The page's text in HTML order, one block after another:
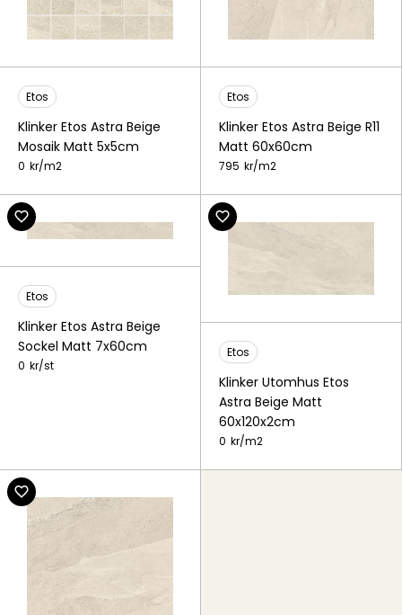
Etos
Klinker Etos Astra Beige
Mosaik Matt 5x5cm
0 kr/m2
Etos
Klinker Etos Astra Beige R11
Matt 60x60cm
795 kr/m2
Etos
Klinker Etos Astra Beige
Sockel Matt 7x60cm
0 kr/st
Etos
Klinker Utomhus Etos
Astra Beige Matt
60x120x2cm
0 kr/m2